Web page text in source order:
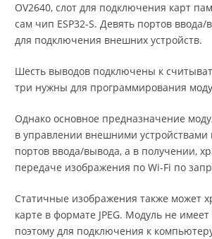
OV2640, слот для подключения карт
сам чип ESP32-S. Девять портов
для подключения внешних устройств.
Шесть выводов подключены к
три нужны для программирования
Однако основное предназначение
в управлении внешними устройствами
портов ввода/вывода, а в получении,
передаче изображения по Wi-Fi по
Статичные изображения также может
карте в формате JPEG. Модуль не
поэтому для подключения к